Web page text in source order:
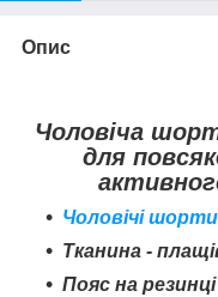
Опис
Чоловіча
для
Чоловічі шорти
Тканина -
Пояс на